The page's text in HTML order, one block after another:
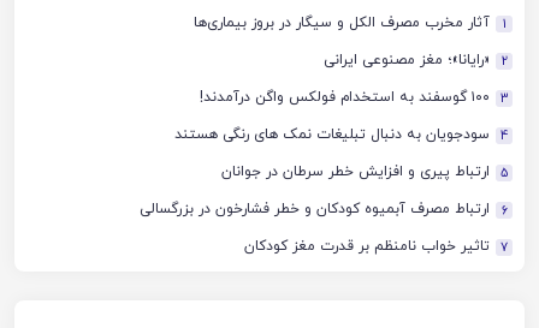
1 آثار مخرب مصرف الکل و سیگار در بروز بیماری‌ها
2 «رایانا»؛ مغز مصنوعی ایرانی
3 ۱۰۰ گوسفند به استخدام فولکس واگن درآمدند!
4 سودجویان به دنبال تبلیغات نمک های رنگی هستند
5 ارتباط پیری و افزایش خطر سرطان در جوانان
6 ارتباط مصرف آبمیوه کودکان و خطر فشارخون در بزرگسالی
7 تاثیر خواب نامنظم بر قدرت مغز کودکان